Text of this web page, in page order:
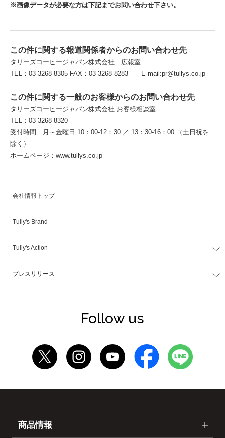
※画像データが必要な方は下記までお問い合わせ下さい。
この件に関する報道関係者からのお問い合わせ先
タリーズコーヒージャパン株式会社 広報室
TEL：03-3268-8305 FAX：03-3268-8283 E-mail:pr@tullys.co.jp
この件に関する一般のお客様からのお問い合わせ先
タリーズコーヒージャパン株式会社 お客様相談室
TEL：03-3268-8320
受付時間 月～金曜日 10：00-12：30 ／ 13：30-16：00 （土日祝を
除く）
ホームページ：www.tullys.co.jp
会社情報トップ
Tully's Brand
Tully's Action
プレスリリース
Follow us
商品情報